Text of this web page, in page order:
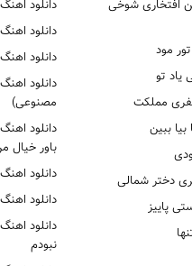
افتخاری شوخی
مود
یاد تو
مملکت
ببین
دختر شمالی
پاییز
دانلود
دانلود
دانلود
دانلود
مصنوعی)
دانلود
باور
دانلود
دانلود
دانلود
نبودم